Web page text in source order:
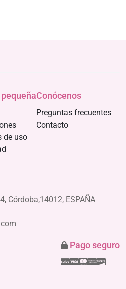
de uso
Conócenos
Preguntas frecuentes
Contacto
Córdoba,14012, ESPAÑA
Pago seguro
Stripe
Visa